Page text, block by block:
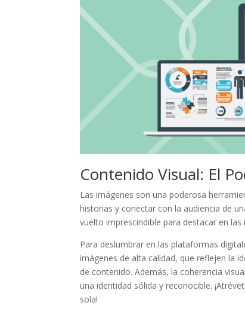
Twitter
Contenido Visual: El
Las imágenes son una poderosa
historias y conectar‌ con la audiencia de
⁢vuelto imprescindible para destacar en
Para deslumbrar en las plataformas
imágenes de ⁣alta calidad, ‌que reflejen ‌la
de contenido. ⁣Además, la coherencia
una ‍identidad sólida y reconocible.
⁢sola!